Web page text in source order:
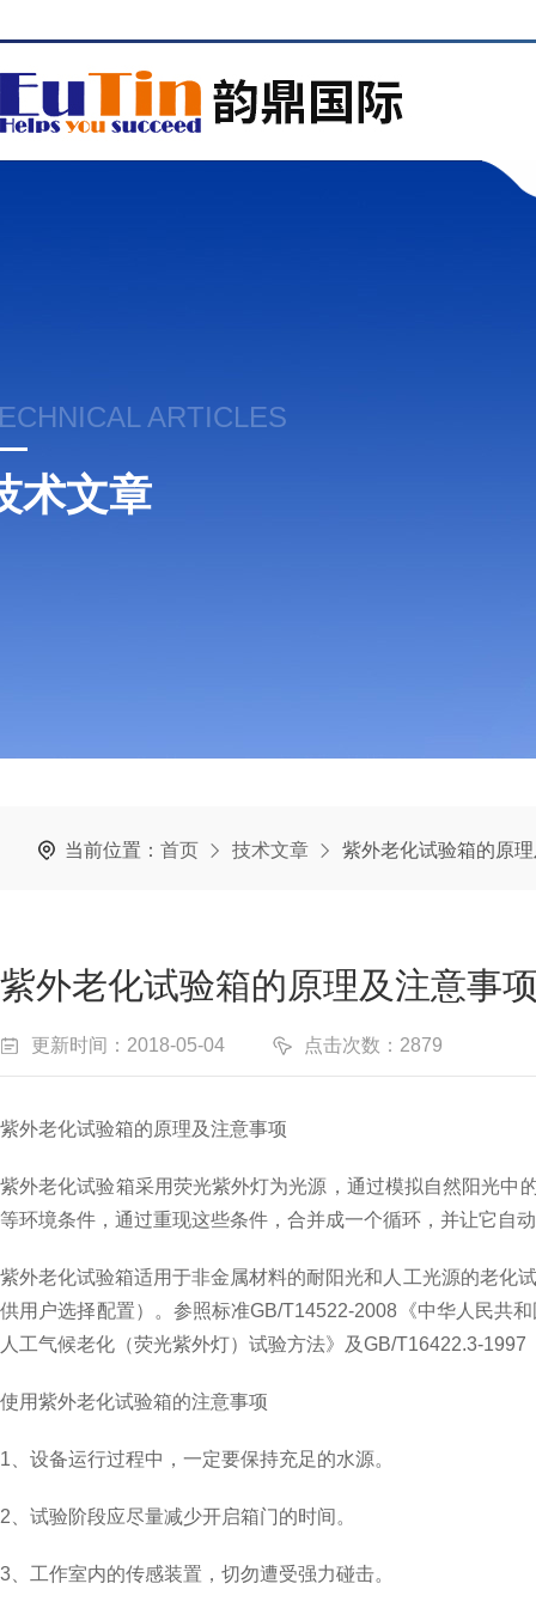
ARTICLES
术文章
当前位置： 首页 技术文章 紫外老化试验箱的原
紫外老化试验箱的原理及注意事
更新时间：2018-05-04 点击次数：2879
紫外老化试验箱的原理及注意事项
紫外老化试验箱采用荧光紫外灯为光源，通过模拟自然阳光中
等环境条件，通过重现这些条件，合并成一个循环，并让它自
紫外老化试验箱适用于非金属材料的耐阳光和人工光源的老化
供用户选择配置）。参照标准GB/T14522-2008《中华人民共
人工气候老化（荧光紫外灯）试验方法》及GB/T16422.3-
使用紫外老化试验箱的注意事项
1、设备运行过程中，一定要保持充足的水源。
2、试验阶段应尽量减少开启箱门的时间。
3、工作室内的传感装置，切勿遭受强力碰击。